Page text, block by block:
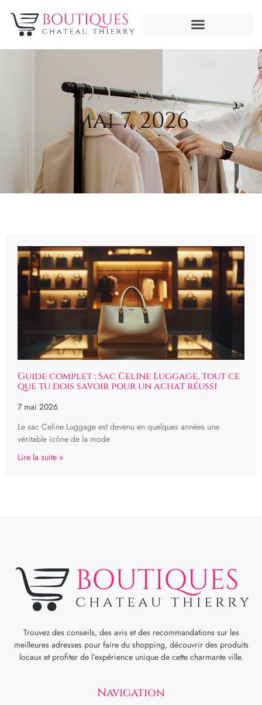
mai 7, 2026
Guide complet : Sac Celine Luggage, tout ce
que tu dois savoir pour un achat réussi
7 mai 2026
Le sac Celine Luggage est devenu en quelques années une
véritable icône de la mode
Lire la suite »
Trouvez des conseils, des avis et des recommandations sur les
meilleures adresses pour faire du shopping, découvrir des produits
locaux et profiter de l’expérience unique de cette charmante ville.
Navigation